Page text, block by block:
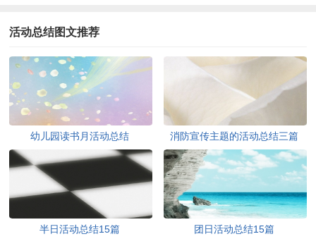
活动总结图文推荐
幼儿园读书月活动总结 消防宣传主题的活动总结三篇
半日活动总结15篇 团日活动总结15篇